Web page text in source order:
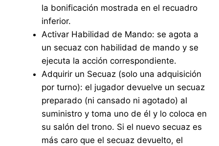
la bonificación mostrada en el recuadro
inferior.
Activar Habilidad de Mando: se agota a
un secuaz con habilidad de mando y se
ejecuta la acción correspondiente.
Adquirir un Secuaz (solo una adquisición
por turno): el jugador devuelve un secuaz
preparado (ni cansado ni agotado) al
suministro y toma uno de él y lo coloca en
su salón del trono. Si el nuevo secuaz es
más caro que el secuaz devuelto, el